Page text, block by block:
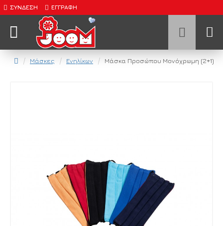
ΣΎΝΔΕΣΗ ΕΓΓΡΑΦΉ
Μάσκες Ενηλίκων Μάσκα Προσώπου Μονόχρωμη (2+1)